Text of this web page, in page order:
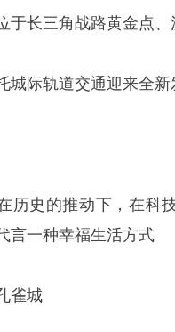
于长三角战路黄金点
城际轨道交通迎来全新
历史的推动下，在科
言一种幸福生活方式
雀城